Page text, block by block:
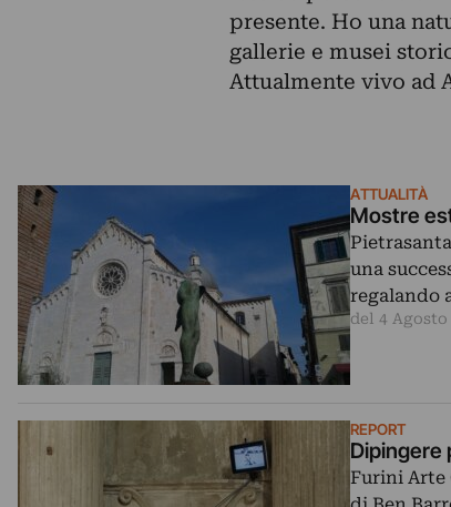
presente. Ho una
gallerie e musei
Attualmente vivo ad
ATTUALITÀ
Mostre
una
regalando
del 4 Agosto
REPORT
Dipingere
Furini Arte